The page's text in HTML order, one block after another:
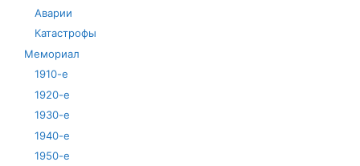
Аварии
Катастрофы
Мемориал
1910-е
1920-е
1930-е
1940-е
1950-е